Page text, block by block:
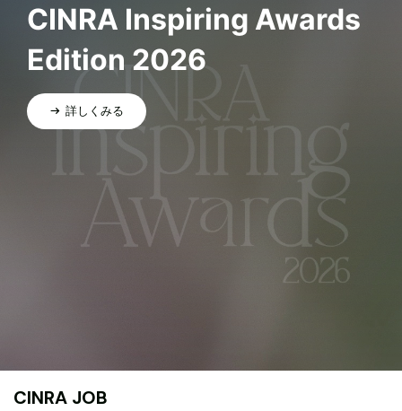
CINRA Inspiring Awards
Edition 2026
詳しくみる
CINRA JOB